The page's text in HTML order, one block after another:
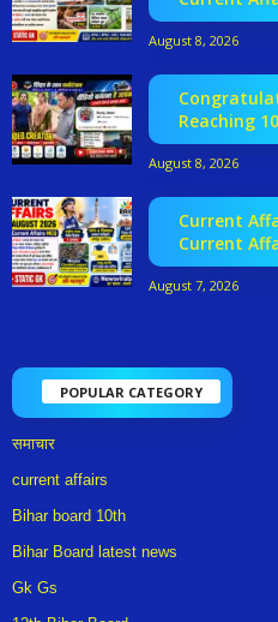
August 8, 2026
Reaching
August 8, 2026
Current
Current
August 7, 2026
POPULAR CATEGORY
समाचार
current affairs
Bihar board 10th
Bihar Board latest news
Gk Gs